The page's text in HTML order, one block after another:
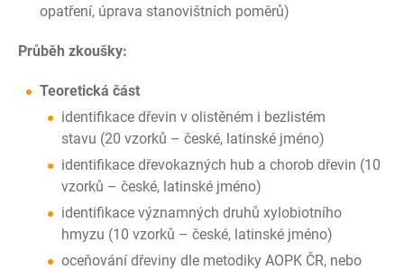
opatření, úprava stanovištních poměrů)
Průběh zkoušky:
Teoretická část
identifikace dřevin v olistěném i bezlistém
stavu (20 vzorků – české, latinské jméno)
identifikace dřevokazných hub a chorob dřevin (10
vzorků – české, latinské jméno)
identifikace významných druhů xylobiotního
hmyzu (10 vzorků – české, latinské jméno)
oceňování dřeviny dle metodiky AOPK ČR, nebo